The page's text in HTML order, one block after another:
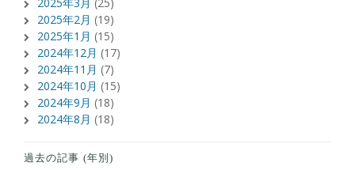
2025年2月 (19)
2025年1月 (15)
2024年12月 (17)
2024年11月 (7)
2024年10月 (15)
2024年9月 (18)
2024年8月 (18)
過去の記事 (年別)